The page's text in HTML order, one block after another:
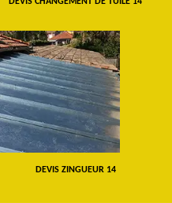
DEVIS ZINGUEUR 14